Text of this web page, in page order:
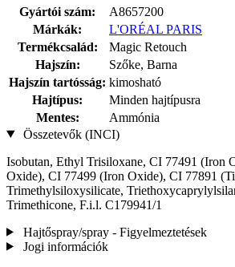
Gyártói szám:
A8657200
Márkák:
L'ORÉAL PARIS
Termékcsalád:
Magic Retouch
Hajszín:
Szőke, Barna
Hajszín tartósság: kimosható
Hajtípus:
Minden hajtípusra
Mentes:
Ammónia
Összetevők (INCI)
Isobutan, Ethyl Trisiloxane, CI 77491 (Iron
Oxide), CI 77499 (Iron Oxide), CI 77891
Trimethylsiloxysilicate,
Trimethicone, F.i.l. C179941/1
Hajtőspray/spray - Figyelmeztetések
Jogi információk